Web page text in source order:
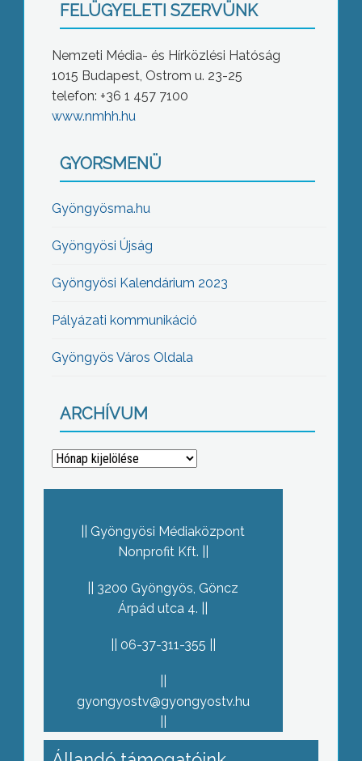
FELÜGYELETI SZERVÜNK
Nemzeti Média- és Hírközlési Hatóság
1015 Budapest, Ostrom u. 23-25
telefon: +36 1 457 7100
www.nmhh.hu
GYORSMENÜ
Gyöngyösma.hu
Gyöngyösi Újság
Gyöngyösi Kalendárium 2023
Pályázati kommunikáció
Gyöngyös Város Oldala
ARCHÍVUM
Archívum
Gyöngyösi Médiaközpont
Nonprofit Kft.
3200 Gyöngyös, Göncz
Árpád utca 4.
06-37-311-355
gyongyostv@gyongyostv.hu